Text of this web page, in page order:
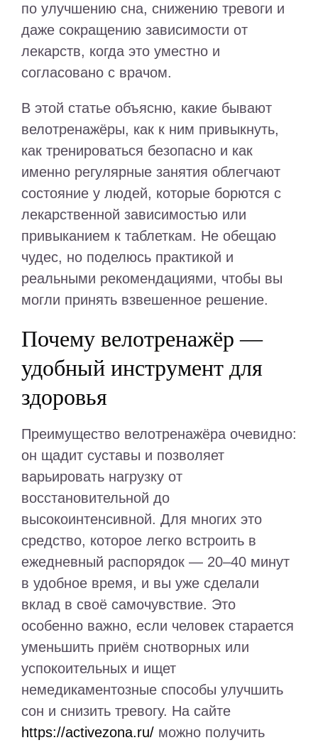
по улучшению сна, снижению тревоги и
даже сокращению зависимости от
лекарств, когда это уместно и
согласовано с врачом.
В этой статье объясню, какие бывают
велотренажёры, как к ним привыкнуть,
как тренироваться безопасно и как
именно регулярные занятия облегчают
состояние у людей, которые борются с
лекарственной зависимостью или
привыканием к таблеткам. Не обещаю
чудес, но поделюсь практикой и
реальными рекомендациями, чтобы вы
могли принять взвешенное решение.
Почему велотренажёр —
удобный инструмент для
здоровья
Преимущество велотренажёра очевидно:
он щадит суставы и позволяет
варьировать нагрузку от
восстановительной до
высокоинтенсивной. Для многих это
средство, которое легко встроить в
ежедневный распорядок — 20–40 минут
в удобное время, и вы уже сделали
вклад в своё самочувствие. Это
особенно важно, если человек старается
уменьшить приём снотворных или
успокоительных и ищет
немедикаментозные способы улучшить
сон и снизить тревогу. На сайте
https://activezona.ru/ можно получить